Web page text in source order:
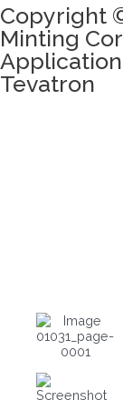
Copyright
Minting
Tevatron